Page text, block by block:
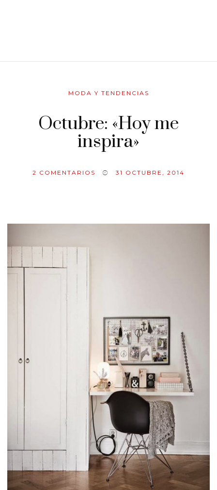
MODA Y TENDENCIAS
Octubre: «Hoy me
inspira»
2 COMENTARIOS 31 OCTUBRE, 2014